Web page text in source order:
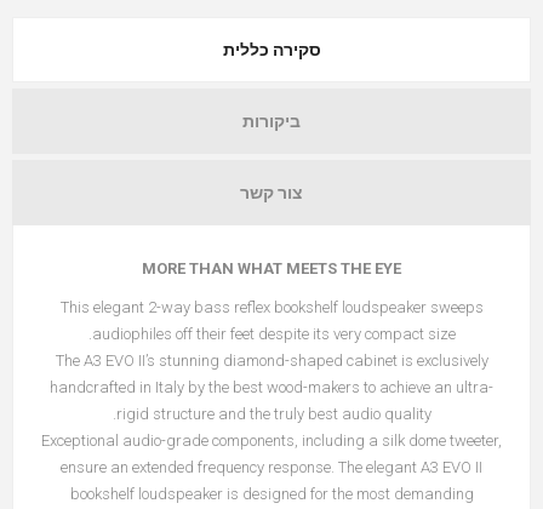
סקירה כללית
ביקורות
צור קשר
MORE THAN WHAT MEETS THE EYE
This elegant 2-way bass reflex bookshelf loudspeaker sweeps
audiophiles off their feet despite its very compact size.
The A3 EVO II’s stunning diamond-shaped cabinet is exclusively
handcrafted in Italy by the best wood-makers to achieve an ultra-
rigid structure and the truly best audio quality.
Exceptional audio-grade components, including a silk dome tweeter,
ensure an extended frequency response. The elegant A3 EVO II
bookshelf loudspeaker is designed for the most demanding